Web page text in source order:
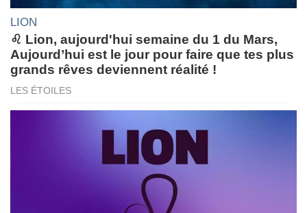
LION
♌ Lion, aujourd'hui semaine du 1 du Mars,
Aujourd’hui est le jour pour faire que tes plus
grands rêves deviennent réalité !
LES ÉTOILES